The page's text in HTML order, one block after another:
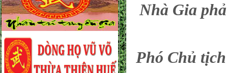
Nhà Gia
Phó Chủ